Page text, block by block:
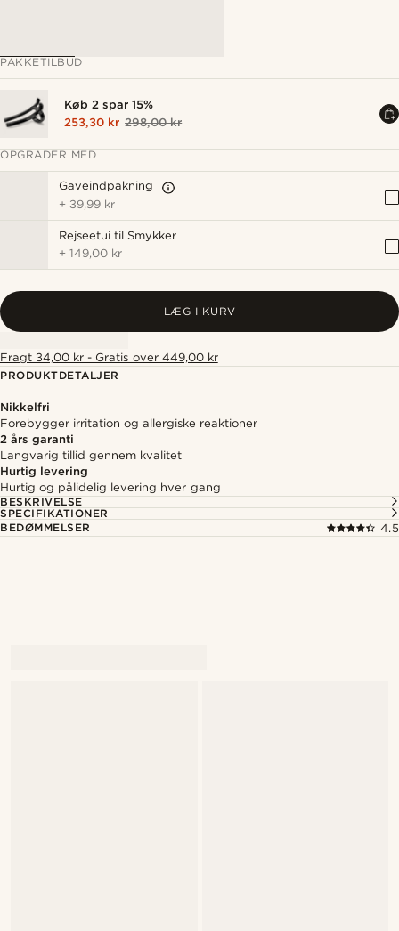
PAKKETILBUD
Køb 2 spar 15%
253,30 kr 298,00 kr
OPGRADER MED
Gaveindpakning
+ 39,99 kr
Rejseetui til Smykker
+149,00 kr
LÆG I KURV
Fragt 34,00 kr - Gratis over 449,00 kr
PRODUKTDETALJER
Nikkelfri
Forebygger irritation og allergiske reaktioner
2 års garanti
Langvarig tillid gennem kvalitet
Hurtig levering
Hurtig og pålidelig levering hver gang
BESKRIVELSE
SPECIFIKATIONER
BEDØMMELSER
4.5